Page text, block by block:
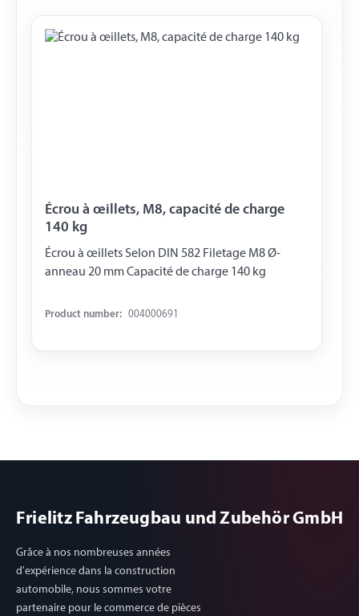
Écrou à œillets, M8, capacité de charge
140 kg
Écrou à œillets Selon DIN 582 Filetage M8 Ø-
anneau 20 mm Capacité de charge 140 kg
Product number: 004000691
Frielitz Fahrzeugbau und Zubehör GmbH
Grâce à nos nombreuses années
d'expérience dans la construction
automobile, nous sommes votre
partenaire pour le commerce de pièces